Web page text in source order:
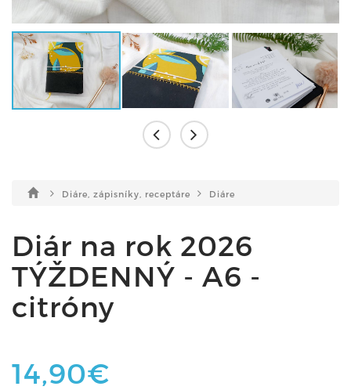
Diáre, zápisníky, receptáre Diáre
Diár na rok 2026
TÝŽDENNÝ - A6 -
citróny
14,90€